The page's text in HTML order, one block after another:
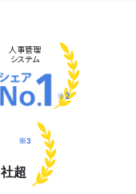
人事管理
システム
※2
社超
※3